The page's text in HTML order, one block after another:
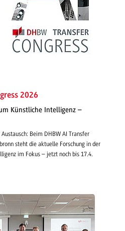
2026
Künstliche Intelligenz –
Beim DHBW AI Transfer
steht die aktuelle Forschung in der
im Fokus – jetzt noch bis 17.4.